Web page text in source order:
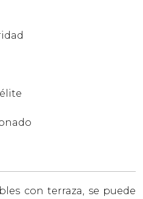
con terraza, se puede